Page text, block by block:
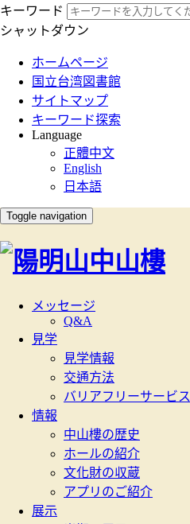
キーワード
シャットダウン
ホームページ
国立台湾図書館
サイトマップ
キーワード探索
Language
正體中文
English
日本語
Toggle navigation
メッセージ
Q&A
見学
見学情報
交通方法
バリアフリーサービス
情報
中山樓の歴史
ホールの紹介
文化財の収蔵
アプリのご紹介
展示